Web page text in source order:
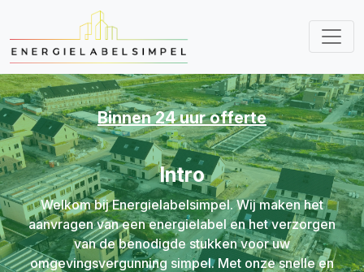
Binnen 24 uur offerte
Intro
Welkom bij Energielabelsimpel. Wij maken het
aanvragen van een energielabel en het verzorgen
van de benodigde stukken voor uw
omgevingsvergunning simpel. Met onze snelle en